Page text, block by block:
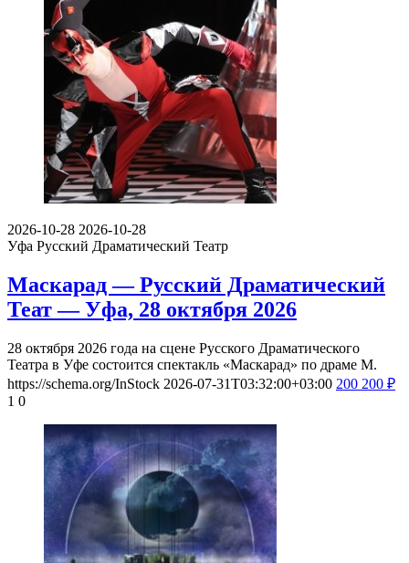
2026-10-28 2026-10-28
Уфа Русский Драматический Театр
Маскарад — Русский Драматический
Теат — Уфа, 28 октября 2026
28 октября 2026 года на сцене Русского Драматического
Театра в Уфе состоится спектакль «Маскарад» по драме М.
https://schema.org/InStock 2026-07-31T03:32:00+03:00 200 200 ₽
1 0